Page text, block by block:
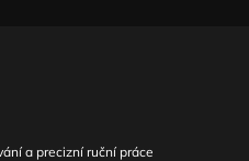
a precizní ruční práce